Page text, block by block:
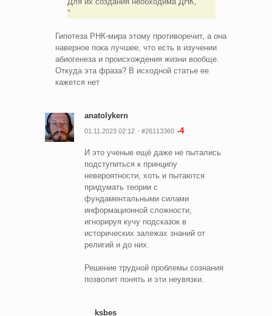
Гипотеза РНК-мира этому противоречит, а она
наверное пока лучшее, что есть в изучении
абиогенеза и происхождения жизни вообще.
Откуда эта фраза? В исходной статье ее
кажется нет
anatolykern
01.11.2023 02:12 #26113360 -4
И это ученые ещё даже не пытались
подступиться к принципу
невероятности, хоть и пытаются
придумать теории с
фундаментальными силами
информационной сложности,
игнорируя кучу подсказок в
исторических залежах знаний от
религий и до них.
Решение трудной проблемы сознания
позволит понять и эти неувязки.
ksbes